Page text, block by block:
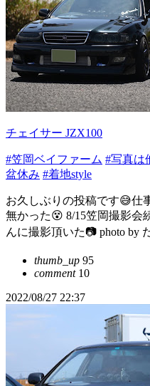
チェイサー JZX100
#笠岡ベイファーム #写真は
盆休み #着地style
お久しぶりの投稿です😅仕
無かった😵 8/15笠岡撮影会
んに撮影頂いた📷 photo by
thumb_up 95
comment10
2022/08/27 22:37